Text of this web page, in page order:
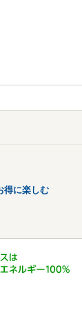
得に楽しむ